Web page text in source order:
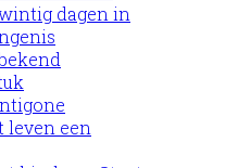
dagen in
leven een